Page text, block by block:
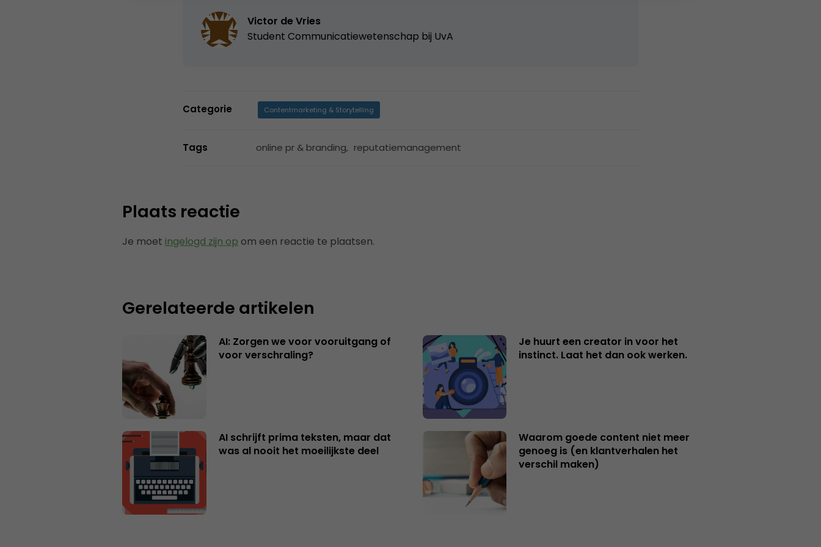
Victor de Vries
Student Communicatiewetenschap bij UvA
Categorie Contentmarketing & Storytelling
Tags online pr & branding, reputatiemanagement
Plaats reactie
Je moet ingelogd zijn op om een reactie te plaatsen.
Gerelateerde artikelen
AI: Zorgen we voor vooruitgang of
voor verschraling?
Je huurt een creator in voor het
instinct. Laat het dan ook werken.
AI schrijft prima teksten, maar dat
was al nooit het moeilijkste deel
Waarom goede content niet meer
genoeg is (en klantverhalen het
verschil maken)